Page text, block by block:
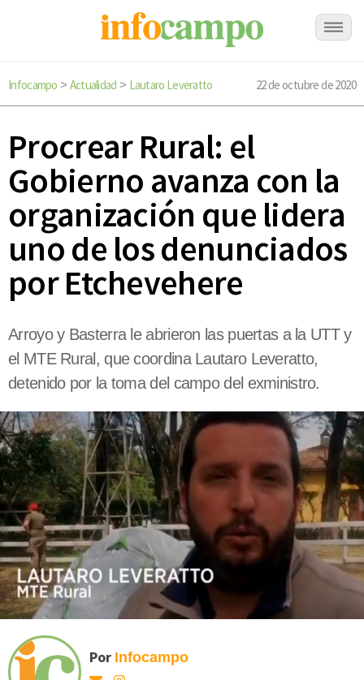
Infocampo > Actualidad > Lautaro Leveratto 22 de octubre de 2020
Procrear Rural: el
Gobierno avanza con la
organización que lidera
uno de los denunciados
por Etchevehere
Arroyo y Basterra le abrieron las puertas a la UTT y
el MTE Rural, que coordina Lautaro Leveratto,
detenido por la toma del campo del exministro.
Por Infocampo